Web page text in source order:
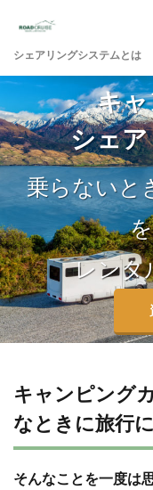
シェアリングシステムとは
キ
シェ
乗らないと
レンタ
キャンピング
なときに旅行
そんなことを一度は